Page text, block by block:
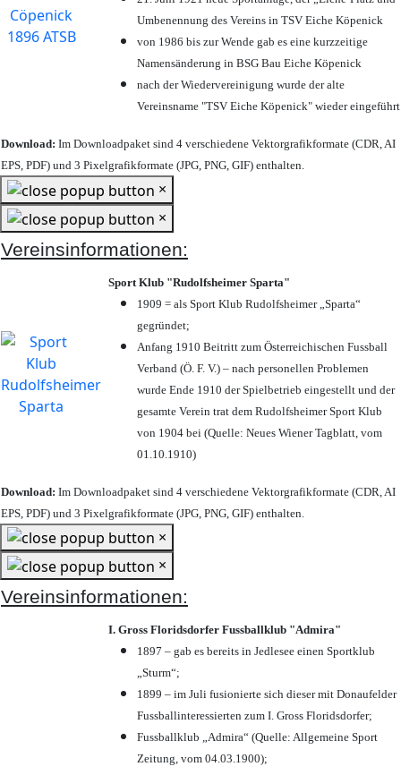
Umbenennung des Vereins in TSV Eiche Köpenick
von 1986 bis zur Wende gab es eine kurzzeitige
Namensänderung in BSG Bau Eiche Köpenick
nach der Wiedervereinigung wurde der alte
Vereinsname "TSV Eiche Köpenick" wieder eingeführt
Download: Im Downloadpaket sind 4 verschiedene Vektorgrafikformate (CDR, AI
EPS, PDF) und 3 Pixelgrafikformate (JPG, PNG, GIF) enthalten.
×
×
Vereinsinformationen:
Sport Klub "Rudolfsheimer Sparta"
1909 = als Sport Klub Rudolfsheimer „Sparta“
gegründet;
Anfang 1910 Beitritt zum Österreichischen Fussball
Verband (Ö. F. V.) – nach personellen Problemen
wurde Ende 1910 der Spielbetrieb eingestellt und der
gesamte Verein trat dem Rudolfsheimer Sport Klub
von 1904 bei (Quelle: Neues Wiener Tagblatt, vom
01.10.1910)
Download: Im Downloadpaket sind 4 verschiedene Vektorgrafikformate (CDR, AI
EPS, PDF) und 3 Pixelgrafikformate (JPG, PNG, GIF) enthalten.
×
×
Vereinsinformationen:
I. Gross Floridsdorfer Fussballklub "Admira"
1897 – gab es bereits in Jedlesee einen Sportklub
„Sturm“;
1899 – im Juli fusionierte sich dieser mit Donaufelder
Fussballinteressierten zum I. Gross Floridsdorfer;
Fussballklub „Admira“ (Quelle: Allgemeine Sport
Zeitung, vom 04.03.1900);